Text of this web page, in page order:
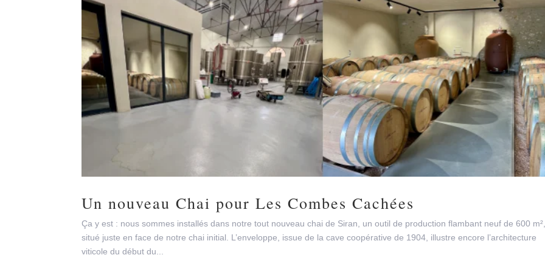
Un nouveau Chai pour Les Combes Cachées
Ça y est : nous sommes installés dans notre tout nouveau chai de Siran, un outil de production flambant neuf de 600
situé juste en face de notre chai initial. L’enveloppe, issue de la cave coopérative de 1904, illustre encore l’architecture
viticole du début du...